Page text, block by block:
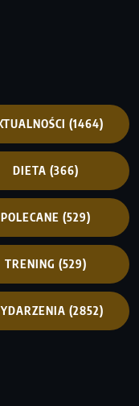
(1464)
DIETA (366)
POLECANE (529)
TRENING (529)
(2852)